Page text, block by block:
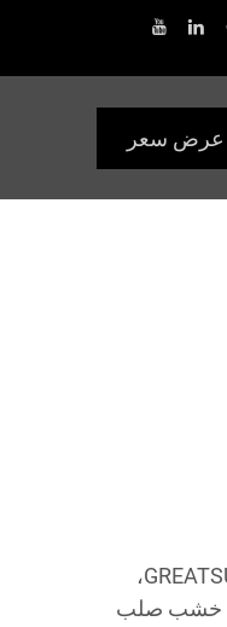
عرض سعر
اكتشف فن تقديم الطعام مع ألواح charcuterie المخصصة من GREATSUN،
من خشب صلب